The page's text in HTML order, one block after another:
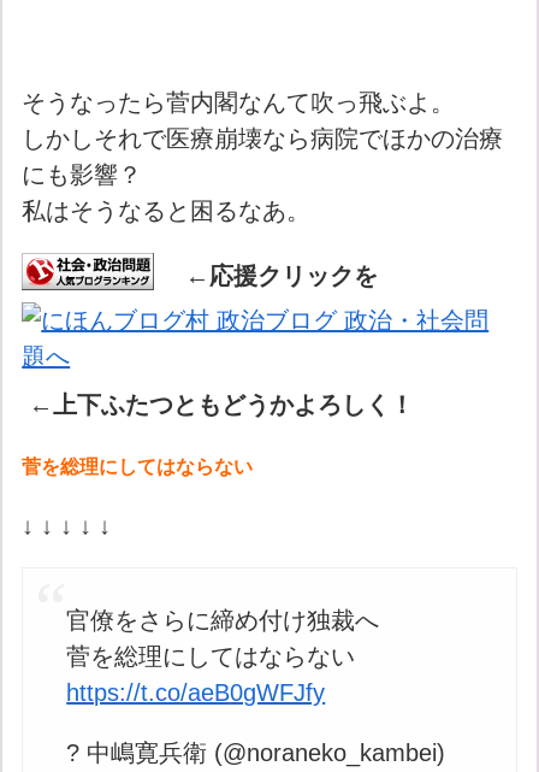
そうなったら菅内閣なんて吹っ飛ぶよ。
しかしそれで医療崩壊なら病院でほかの治療
にも影響？
私はそうなると困るなあ。
←応援クリックを
←上下ふたつともどうかよろしく！
菅を総理にしてはならない
↓ ↓ ↓ ↓ ↓
官僚をさらに締め付け独裁へ
菅を総理にしてはならない
https://t.co/aeB0gWFJfy
? 中嶋寛兵衛 (@noraneko_kambei)